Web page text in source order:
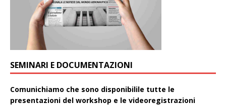
SEMINARI E DOCUMENTAZIONI
Comunichiamo che sono disponibilile tutte le
presentazioni del workshop e le videoregistrazioni